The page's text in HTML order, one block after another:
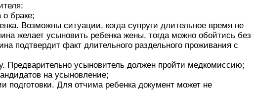
о браке;
Возможны ситуации, когда супруги длительное время не
желает усыновить ребенка жены, тогда можно обойтись без
подтвердит факт длительного раздельного проживания с
Предварительно усыновитель должен пройти медкомиссию;
на усыновление;
подготовки. Для отчима ребенка документ может не